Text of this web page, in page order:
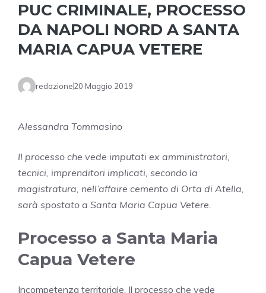
PUC CRIMINALE, PROCESSO
DA NAPOLI NORD A SANTA
MARIA CAPUA VETERE
redazione20 Maggio 2019
Alessandra Tommasino
Il processo che vede imputati ex amministratori,
tecnici, imprenditori implicati, secondo la
magistratura, nell’affaire cemento di Orta di Atella,
sarà spostato a Santa Maria Capua Vetere.
Processo a Santa Maria
Capua Vetere
Incompetenza territoriale. Il processo che vede